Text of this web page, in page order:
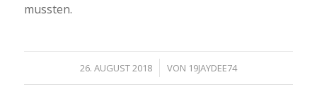
mussten.
26. AUGUST 2018
/ VON 19JAYDEE74